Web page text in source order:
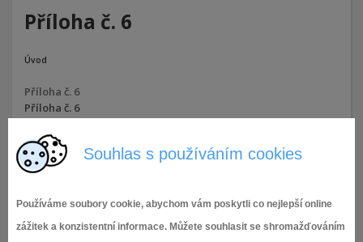
Souhlas s používáním cookies
Používáme soubory cookie, abychom vám poskytli co nejlepší online
zážitek a konzistentní informace. Můžete souhlasit se shromažďováním
Příloha č. 6
Úvod
Příloha č. 6
Příloha č. 6
98× zobrazeno
7.12.2022